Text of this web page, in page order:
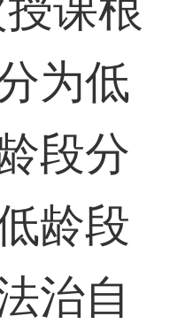
课根
为低
段分
龄段
治自